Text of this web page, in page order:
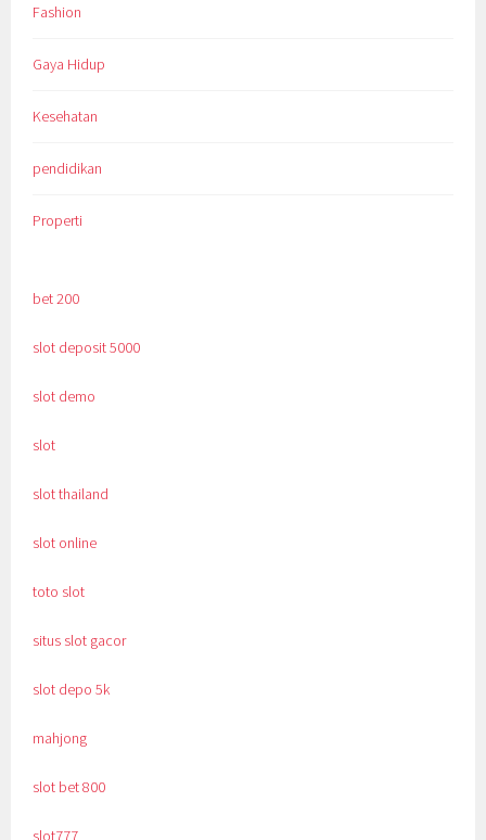
Fashion
Gaya Hidup
Kesehatan
pendidikan
Properti
bet 200
slot deposit 5000
slot demo
slot
slot thailand
slot online
toto slot
situs slot gacor
slot depo 5k
mahjong
slot bet 800
slot777